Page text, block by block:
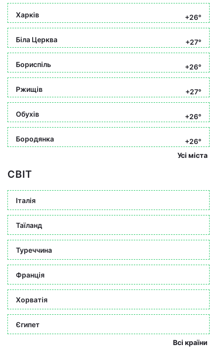
Харків +26°
Біла Церква +27°
Бориспіль +26°
Ржищів +27°
Обухів +26°
Бородянка
+26°
Усі міста
СВІТ
Італія
Таїланд
Туреччина
Франція
Хорватія
Єгипет
Всі країни